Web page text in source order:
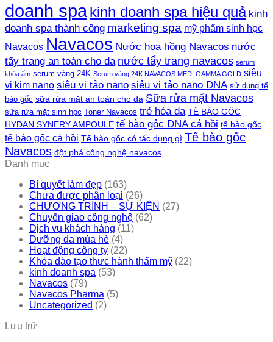
doanh spa kinh doanh spa hiệu quả kinh
doanh spa thành công marketing spa mỹ phẩm sinh học
Navacos Navacos Nước hoa hồng Navacos nước
tẩy trang an toàn cho da nước tẩy trang navacos serum
khóa ẩm serum vàng 24K Serum vàng 24K NAVACOS MEDI GAMMA GOLD siêu
vi kim nano siêu vi tảo nano siêu vi tảo nano DNA sử dụng tế
bào gốc sữa rửa mặt an toàn cho da Sữa rửa mặt Navacos
sữa rửa mặt sinh học Toner Navacos trẻ hóa da TẾ BÀO GỐC
HYDAN SYNERY AMPOULE tế bào gôc DNA cá hồi tế bào gốc
tế bào gốc cá hồi Tế bào gốc có tác dụng gì Tế bào gốc
Navacos đột phá công nghệ navacos
Danh mục
Bí quyết làm đẹp (163)
Chưa được phân loại (26)
CHƯƠNG TRÌNH – SỰ KIỆN (27)
Chuyển giao công nghệ (62)
Dịch vụ khách hàng (11)
Dưỡng da mùa hè (4)
Hoạt động công ty (22)
Khóa đào tạo thực hành thẩm mỹ (22)
kinh doanh spa (53)
Navacos (79)
Navacos Pharma (5)
Uncategorized (2)
Lưu trữ